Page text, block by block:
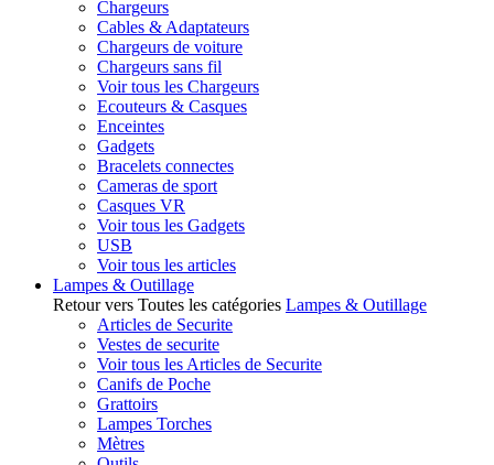
Chargeurs
Cables & Adaptateurs
Chargeurs de voiture
Chargeurs sans fil
Voir tous les Chargeurs
Ecouteurs & Casques
Enceintes
Gadgets
Bracelets connectes
Cameras de sport
Casques VR
Voir tous les Gadgets
USB
Voir tous les articles
Lampes & Outillage
Retour vers Toutes les catégories Lampes & Outillage
Articles de Securite
Vestes de securite
Voir tous les Articles de Securite
Canifs de Poche
Grattoirs
Lampes Torches
Mètres